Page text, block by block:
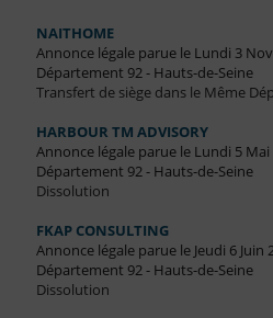
NAITHOME
Annonce légale parue le Lundi 3
Département 92 - Hauts-de-Seine
Transfert de siège dans le Même
HARBOUR TM ADVISORY
Annonce légale parue le Lundi 5 Mai
Département 92 - Hauts-de-Seine
Dissolution
FKAP CONSULTING
Annonce légale parue le Jeudi 6 Juin
Département 92 - Hauts-de-Seine
Dissolution